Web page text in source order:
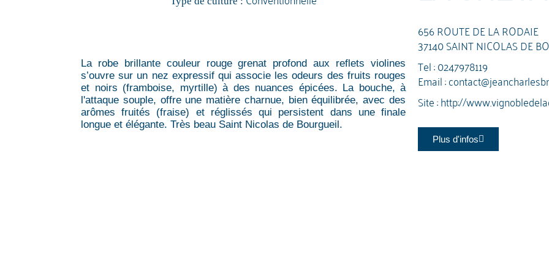
La robe brillante couleur rouge grenat profond aux reflets violines
s’ouvre sur un nez expressif qui associe les odeurs des fruits rouges
et noirs (framboise, myrtille) à des nuances épicées. La bouche, à
l'attaque souple, offre une matière charnue, bien équilibrée, avec des
arômes fruités (fraise) et réglissés qui persistent dans une finale
longue et élégante. Très beau Saint Nicolas de Bourgueil.
656 ROUTE DE LA RODAIE
37140 SAINT NICOLAS DE
Tel :0247978119
Email :
Site :http://
Plus d'infos